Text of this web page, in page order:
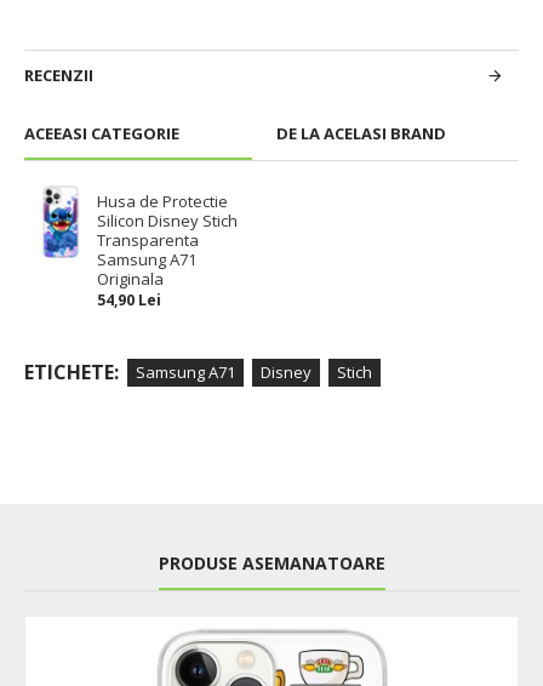
ACEEASI CATEGORIE DE LA ACELASI BRAND
Husa de Protectie
Silicon Disney Stich
Transparenta
Samsung A71
Originala
54,90 Lei
RECENZII
ETICHETE: Samsung A71 Disney Stich
PRODUSE ASEMANATOARE